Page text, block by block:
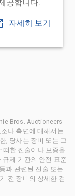
공합니다.
자세히 보기
Bros. Auctioneers
나 측면에 대해서는
, 당사는 장비 또는 그
한 진술이나 보증을
제 기관의 안전 표준
과 관련된 진술 또는
전 장비의 상세한 검